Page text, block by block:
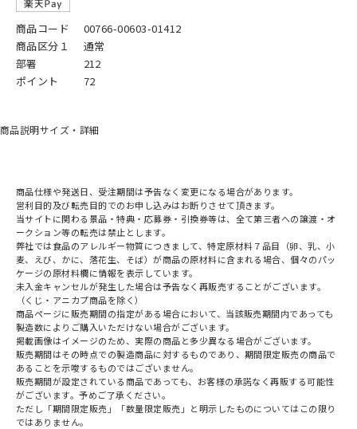
商品コード
00766-00603-01412
商品区分１
通常
部署
212
ポイント
72
商品説明サイズ・詳細
商品仕様や発送日、受注期間は予告なく変更になる場合があります。
営利目的及び転売目的でのお申し込みはお断りさせて頂きます。
当サイトに関わる景品・特典・応募券・引換券等は、全て第三者への譲渡・オ
ークション等の転売は禁止とします。
弊社では食品のアレルギー物質につきまして、特定原材料７品目（卵、乳、小
麦、えび、かに、落花生、そば）が商品の原材料に含まれる場合、個々のパッ
ケージの原材料欄に情報を表示しています。
未入金キャンセルが発生した場合は予告なく再販売することがございます。
（くじ・アニカプ商品を除く）
商品ページに販売期間の指定がある場合において、当該販売期間内であっても
製造数によりご購入いただけない場合がございます。
掲載画像はイメージのため、実際の商品と多少異なる場合がございます。
販売期間はその時点での製造商品に対するものであり、期間限定販売の商品で
あることを示唆するものではございません。
販売期間が設定されている商品であっても、お客様の承諾なく再販する可能性
がございます。予めご了承ください。
ただし「期間限定販売」「数量限定販売」と明示したものについてはこの限り
ではありません。